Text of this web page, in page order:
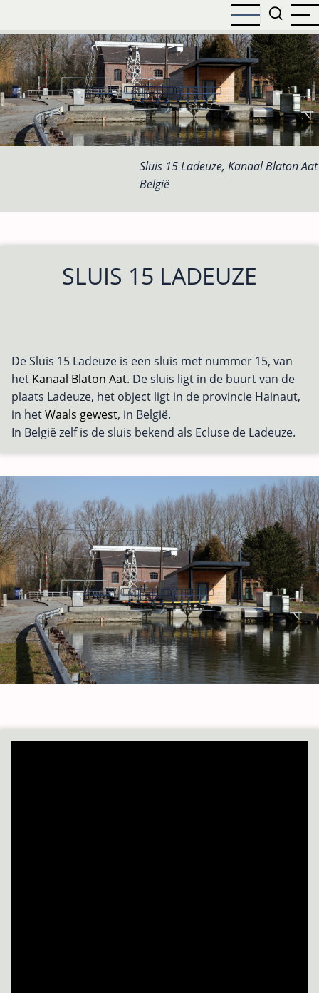
naar
de
inhoud
gaan
Sluis 15 Ladeuze, Kanaal Blaton
België
SLUIS 15 LADEUZE
De Sluis 15 Ladeuze is een sluis met nummer 15, van
het Kanaal Blaton Aat. De sluis ligt in de buurt van de
plaats Ladeuze, het object ligt in de provincie Hainaut,
in hetWaals gewest, in België.
In België zelf is de sluis bekend als Ecluse de Ladeuze.